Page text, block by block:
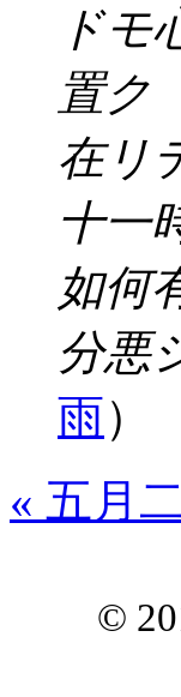
ドモ
置ク
在リ
十一
如何
分悪
雨）
« 五月
©